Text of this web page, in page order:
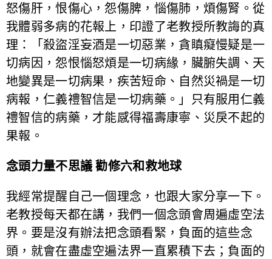
怒傷肝，恨傷心，怨傷脾，惱傷肺，煩傷腎。從
我體弱多病的花報上，印證了老教授所教誨的真
理：「殺盜淫妄酒是一切惡業，貪瞋癡慢疑是一
切病因，怨恨惱怒煩是一切病緣，臟腑失調、天
地變異是一切病果，疾苦短命、自然災禍是一切
病報，仁義禮智信是一切病藥。」只有服用仁義
禮智信的病藥，才能感得福壽康寧、災戾不起的
果報。
念頭力量不思議 勸修六和救地球
我經常提醒自己一個理念，也跟大家分享一下。
老教授每天都在講，我們一個念頭會周遍虛空法
界。要是沒有辦法把念頭看緊，負面的這些念
頭，就會在盡虛空遍法界一直累積下去；負面的